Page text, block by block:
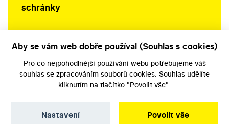
schránky
Aby se vám web dobře používal (Souhlas s cookies)
Pro co nejpohodlnější používání webu potřebujeme váš
souhlas se zpracováním souborů cookies. Souhlas udělíte
kliknutím na tlačítko "Povolit vše".
Povolit vše
Nastavení